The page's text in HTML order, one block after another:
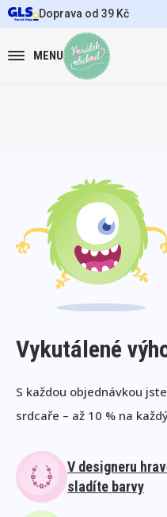
Doprava od 39 Kč
MENU
Vykutálené
S každou objednávkou
srdcaře – až 10 % na
V designeru
sladíte barvy